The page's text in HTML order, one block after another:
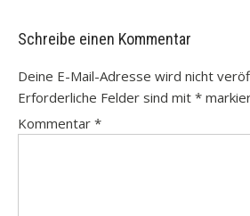
Schreibe einen Kommentar
Deine E-Mail-Adresse wird nicht
Erforderliche Felder sind mit *
Kommentar *